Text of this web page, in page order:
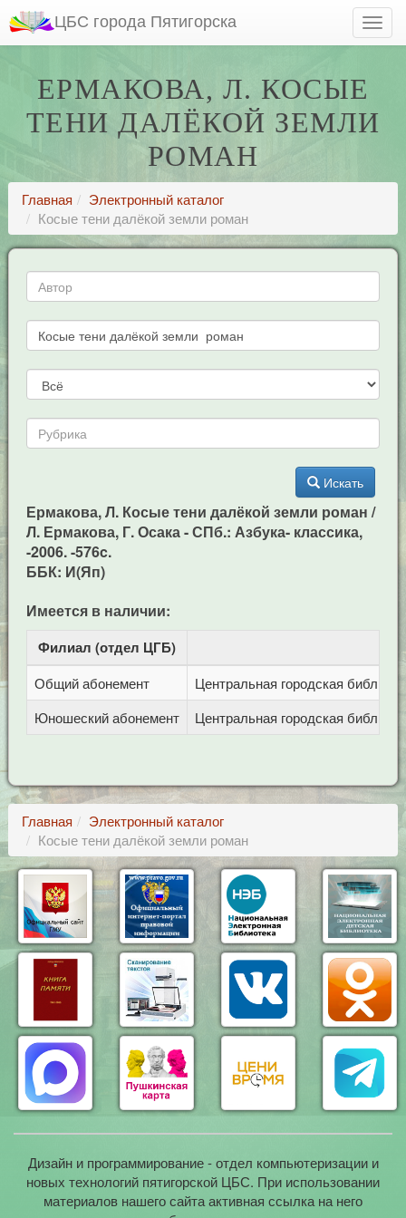
ЦБС города Пятигорска
ЕРМАКОВА, Л. КОСЫЕ
ТЕНИ ДАЛЁКОЙ ЗЕМЛИ
РОМАН
Главная
Электронный каталог
Косые тени далёкой земли роман
Искать
Ермакова, Л. Косые тени далёкой земли роман /
Л. Ермакова, Г. Осака - СПб.: Азбука- классика,
-2006. -576c.
ББК: И(Яп)
Имеется в наличии:
Филиал (отдел ЦГБ)
Общий абонемент
Центральная городская
Юношеский абонемент
Центральная городская
Главная
Электронный каталог
Косые тени далёкой земли роман
Дизайн и программирование - отдел компьютеризации и
новых технологий пятигорской ЦБС. При использовании
материалов нашего сайта активная ссылка на него